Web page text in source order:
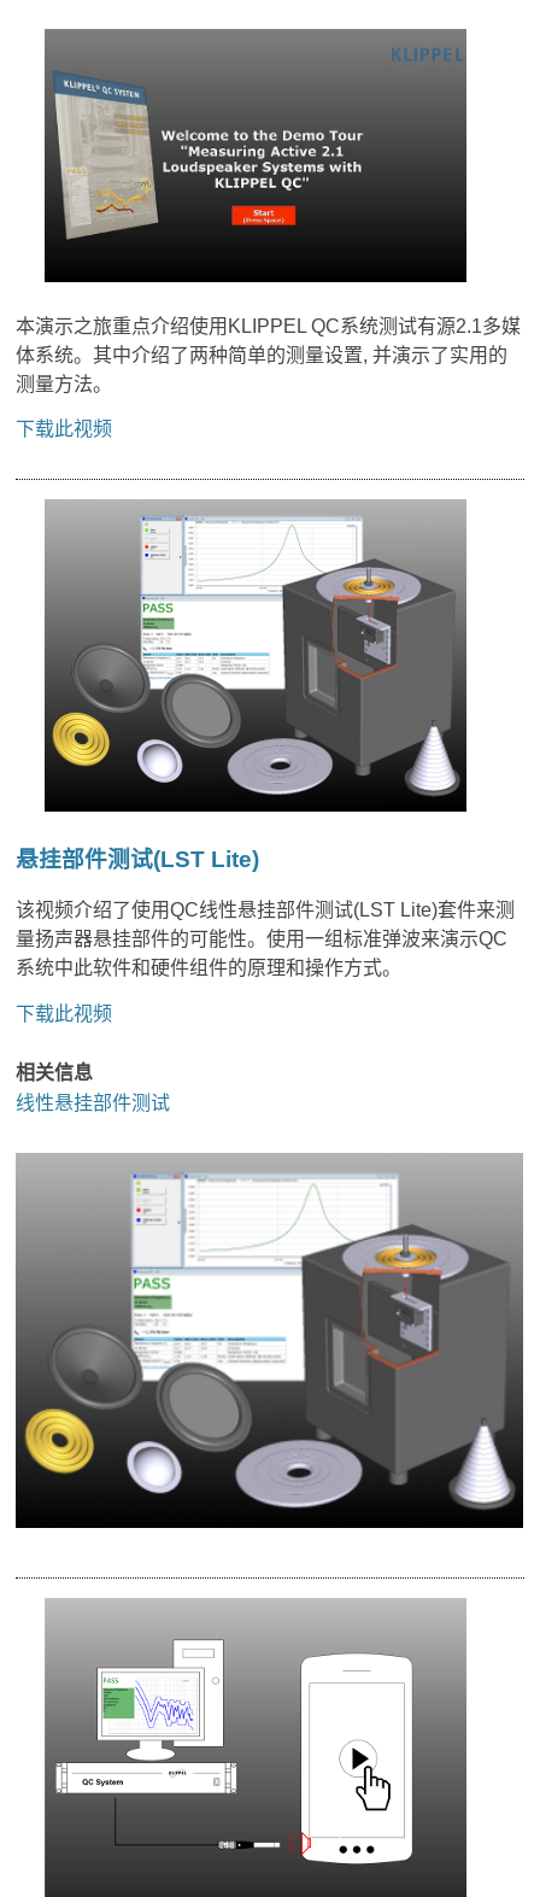
本演示之旅重点介绍使用KLIPPEL QC系统测试有源2.1多媒
体系统。其中介绍了两种简单的测量设置, 并演示了实用的
测量方法。
下载此视频
悬挂部件测试(LST Lite)
该视频介绍了使用QC线性悬挂部件测试(LST Lite)套件来测
量扬声器悬挂部件的可能性。使用一组标准弹波来演示QC
系统中此软件和硬件组件的原理和操作方式。
下载此视频
相关信息
线性悬挂部件测试